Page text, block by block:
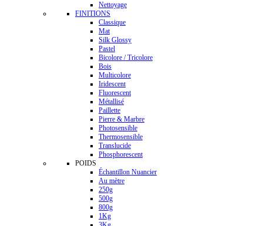
Nettoyage
FINITIONS
Classique
Mat
Silk Glossy
Pastel
Bicolore / Tricolore
Bois
Multicolore
Iridescent
Fluorescent
Métallisé
Paillette
Pierre & Marbre
Photosensible
Thermosensible
Translucide
Phosphorescent
POIDS
Échantillon Nuancier
Au mètre
250g
500g
800g
1Kg